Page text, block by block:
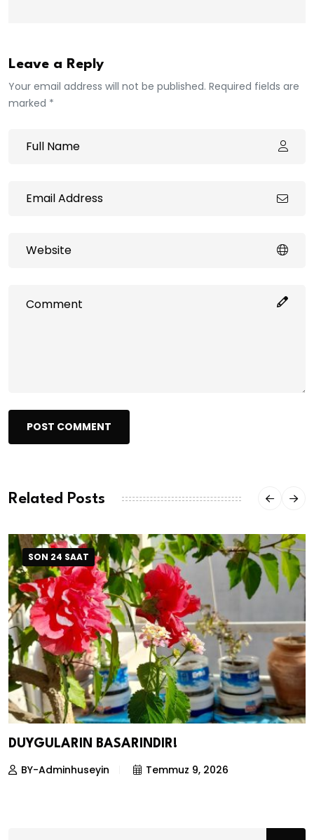
Leave a Reply
Your email address will not be published. Required fields are
marked *
POST COMMENT
Related Posts
SON 24 SAAT
DUYGULARIN BASARINDIR!
BY-Adminhuseyin Temmuz 9, 2026